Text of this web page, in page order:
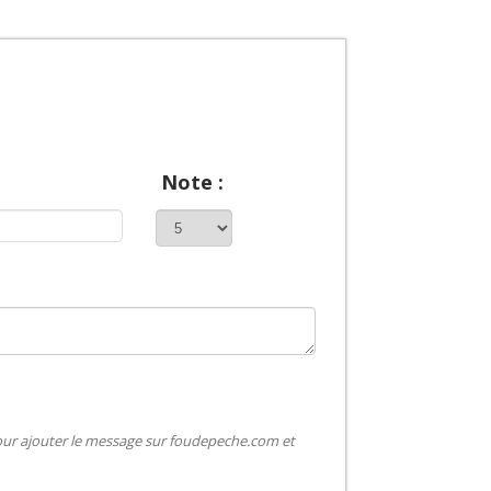
Note :
ajouter le message sur foudepeche.com et